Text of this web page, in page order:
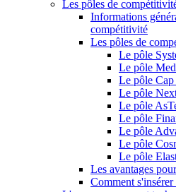
Les pôles de
Informations
compétitivité
Les pôles de
Le pôle
Le pôle
Le pôle
Le pôle
Le pôle
Le pôle
Le pôle
Le pôle
Le pôle
Les avantages
Comment